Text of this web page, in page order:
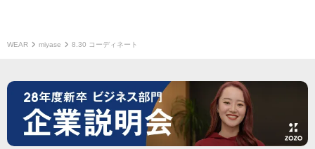
WEAR miyase 8.30 コーディネート